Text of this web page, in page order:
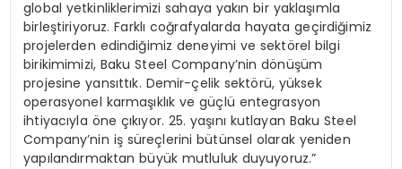
global yetkinliklerimizi sahaya yakın bir yaklaşımla
birleştiriyoruz. Farklı coğrafyalarda hayata geçirdiğimiz
projelerden edindiğimiz deneyimi ve sektörel bilgi
birikimimizi, Baku Steel Company’nin dönüşüm
projesine yansıttık. Demir-çelik sektörü, yüksek
operasyonel karmaşıklık ve güçlü entegrasyon
ihtiyacıyla öne çıkıyor. 25. yaşını kutlayan Baku Steel
Company’nin iş süreçlerini bütünsel olarak yeniden
yapılandırmaktan büyük mutluluk duyuyoruz.”